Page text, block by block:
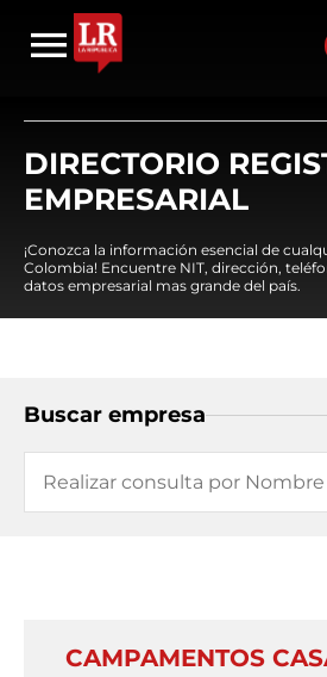
DIRECTORIO
EMPRESARIAL
¡Conozca la información esencial de
Colombia! Encuentre NIT, dirección,
datos empresarial mas grande del país.
Buscar empresa
CAMPAMENTOS